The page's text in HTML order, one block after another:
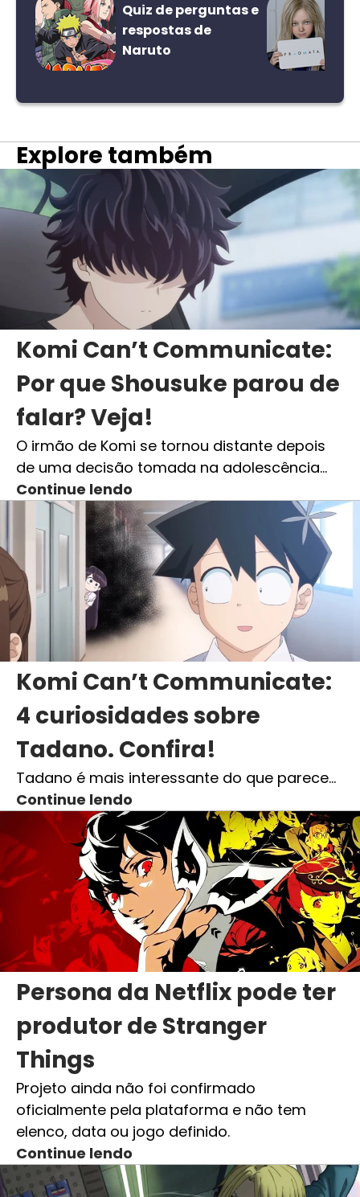
Quiz de perguntas e
respostas de
Naruto
Explore também
Komi Can’t Communicate:
Por que Shousuke parou de
falar? Veja!
O irmão de Komi se tornou distante depois
de uma decisão tomada na adolescência…
Continue lendo
Komi Can’t Communicate:
4 curiosidades sobre
Tadano. Confira!
Tadano é mais interessante do que parece…
Continue lendo
Persona da Netflix pode ter
produtor de Stranger
Things
Projeto ainda não foi confirmado
oficialmente pela plataforma e não tem
elenco, data ou jogo definido.
Continue lendo